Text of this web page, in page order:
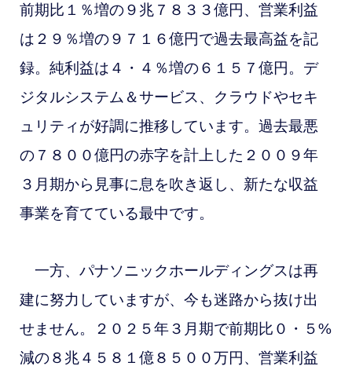
前期比１％増の９兆７８３３億円、営業利益
は２９％増の９７１６億円で過去最高益を記
録。純利益は４・４％増の６１５７億円。 デ
ジタルシステム＆サービス、クラウドやセキ
ュリティが好調に推移しています。過去最悪
の７８００億円の赤字を計上した２００９年
３月期から見事に息を吹き返し、新たな収益
事業を育てている最中です。
一方、パナソニックホールディングスは再
建に努力していますが、今も迷路から抜け出
せません。２０２５年３月期で前期比０・５%
減の８兆４５８１億８５００万円、営業利益